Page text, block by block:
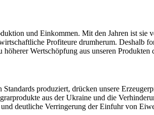
und Einkommen. Mit den Jahren ist sie
Profiteure drumherum. Deshalb
Wertschöpfung aus unseren Produkten
produziert, drücken unsere
aus der Ukraine und die
deutliche Verringerung der Einfuhr von